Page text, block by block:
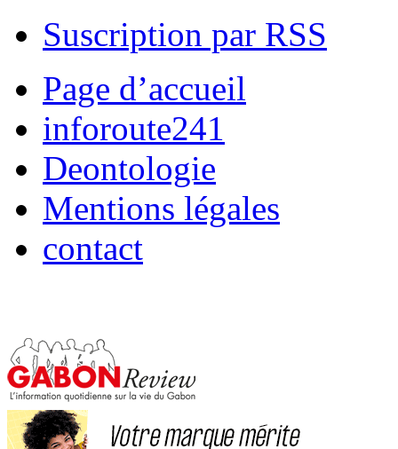
Suscription par RSS
Page d’accueil
inforoute241
Deontologie
Mentions légales
contact